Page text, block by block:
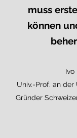
muss
können
Ivo
Univ.-Prof. an
Gründer